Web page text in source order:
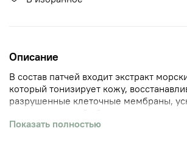
Описание
В состав патчей входит экстракт
который тонизирует кожу,
разрушенные клеточные мембраны,
выработку коллагена, способствует
Показать полностью